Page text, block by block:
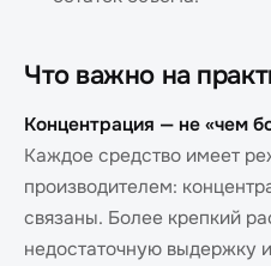
Что важно на
Концентрация — не «чем
Каждое средство имеет
производителем:
связаны. Более крепкий
недостаточную выдержку